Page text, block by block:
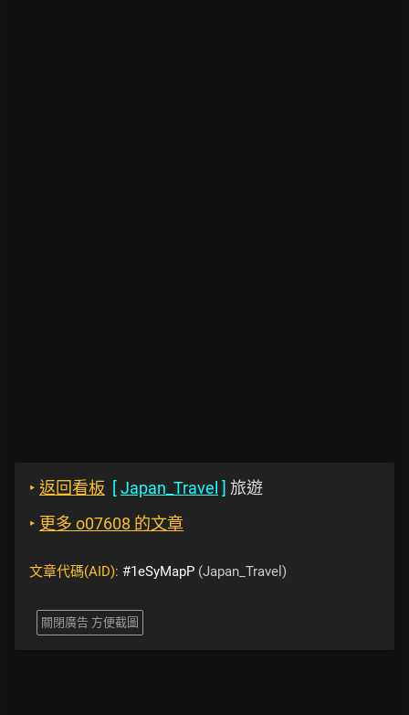
‣ 返回看板 [Japan_Travel ] 旅遊
‣ 更多 o07608 的文章
文章代碼(AID): #1eSyMapP (Japan_Travel)
關閉廣告 方便截圖